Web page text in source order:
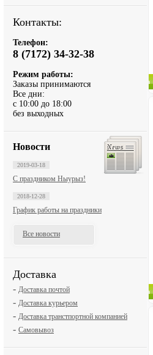
Контакты:
Телефон:
8 (7172) 34-32-38
Режим работы:
Заказы принимаются
Все дни:
с 10:00 до 18:00
без выходных
Новости
2019-03-18
С праздником Ныурыз!
2018-12-28
График работы на праздники
Все новости
Доставка
- Доставка почтой
- Доставка курьером
- Доставка транстпортной компанией
- Самовывоз